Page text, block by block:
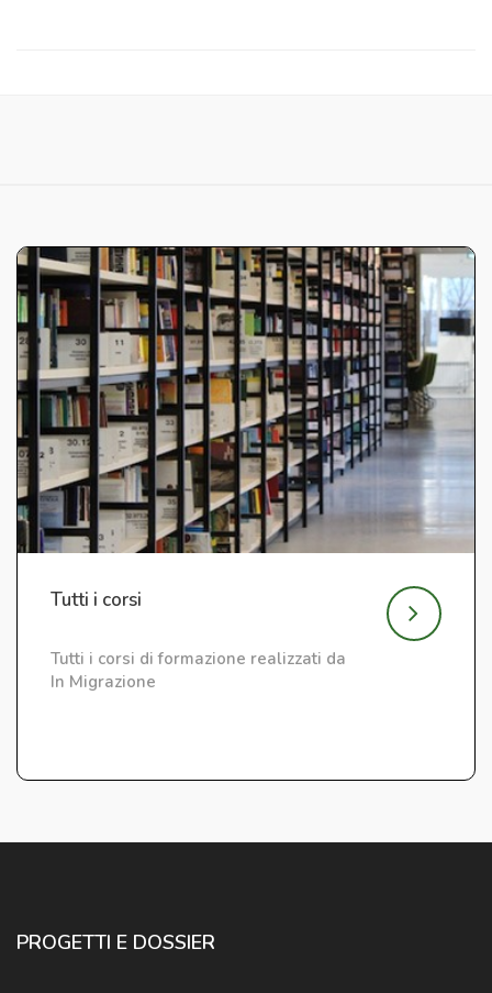
Tutti i corsi
Tutti i corsi di formazione realizzati da
In Migrazione
PROGETTI E DOSSIER